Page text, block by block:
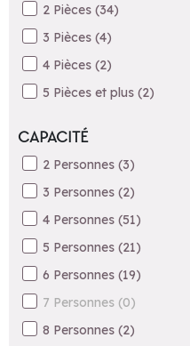
2 Pièces (34)
3 Pièces (4)
4 Pièces (2)
5 Pièces et plus (2)
CAPACITÉ
2 Personnes (3)
3 Personnes (2)
4 Personnes (51)
5 Personnes (21)
6 Personnes (19)
7 Personnes (0)
8 Personnes (2)